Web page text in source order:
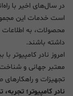
در سال‌های اخیر با
است خدمات این
محصولات، به
داشته باشند.
معتبر جهانی و شناخت
تجهیزات و
نادر کامپیوتر؛